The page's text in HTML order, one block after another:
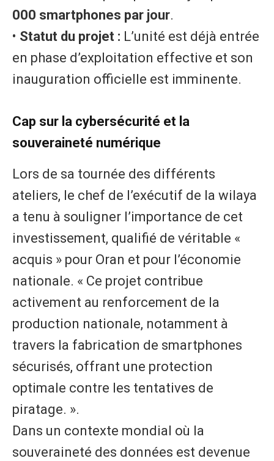
000 smartphones par jour.
• ​ Statut du projet : L’unité est déjà entrée
en phase d’exploitation effective et son
inauguration officielle est imminente.
​Cap sur la cybersécurité et la
souveraineté numérique
​Lors de sa tournée des différents
ateliers, le chef de l’exécutif de la wilaya
a tenu à souligner l’importance de cet
investissement, qualifié de véritable «
acquis » pour Oran et pour l’économie
nationale. « Ce projet contribue
activement au renforcement de la
production nationale, notamment à
travers la fabrication de smartphones
sécurisés, offrant une protection
optimale contre les tentatives de
piratage. ».
Dans un contexte mondial où la
souveraineté des données est devenue